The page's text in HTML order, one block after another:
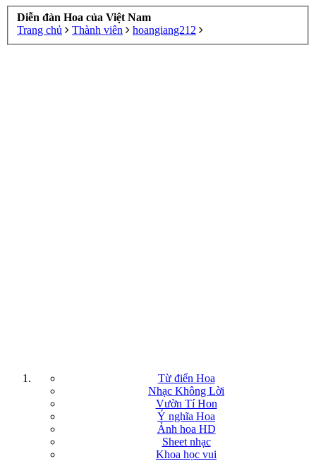
Diễn đàn Hoa của Việt Nam
Trang chủ
Thành viên hoangiang212
Từ điển Hoa
Nhạc Không Lời
Vườn Tí Hon
Ý nghĩa Hoa
Ảnh hoa HD
Sheet nhạc
Khoa học vui